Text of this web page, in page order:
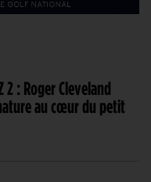
2 : Roger Cleveland
au cœur du petit